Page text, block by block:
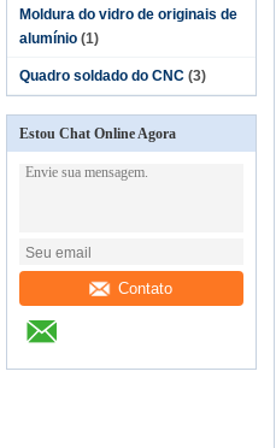
Moldura do vidro de originais de
alumínio (1)
Quadro soldado do CNC (3)
Estou Chat Online Agora
Contato